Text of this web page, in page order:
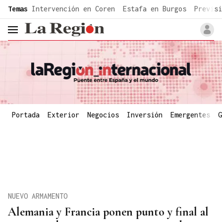
common.go-to-content
Temas Intervención en Coren Estafa en Burgos
header.menu.open
Portada Exterior Negocios Inversión Emergentes
Alemania y Francia ponen punto y final al
NUEVO ARMAMENTO